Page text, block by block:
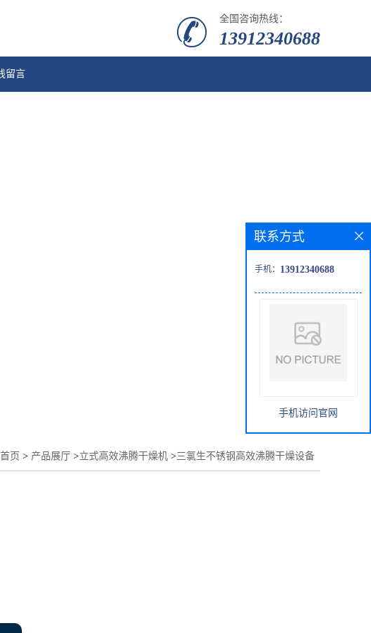
全国咨询热线：
13912340688
留言
页 > 产品展厅 >立式高效沸腾干燥机 >三氯生不锈钢高效沸腾干燥设备
联系方式
手机： 13912340688
手机访问官网